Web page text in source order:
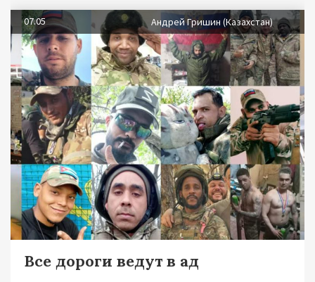
07.05 Андрей Гришин (Казахстан)
Все дороги ведут в ад